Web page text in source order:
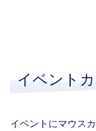
イベント
イベントにマウス